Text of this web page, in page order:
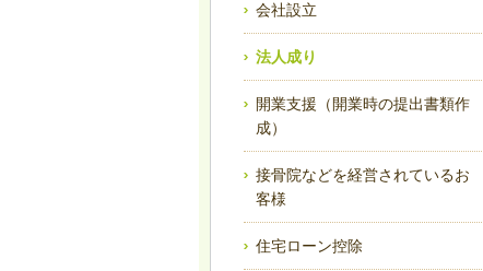
会社設立
法人成り
開業支援（開業時の提出書類作
成）
接骨院などを経営されているお
客様
住宅ローン控除